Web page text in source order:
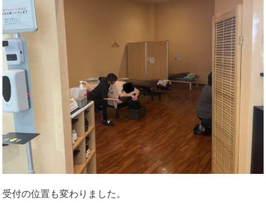
受付の位置も変わりました。